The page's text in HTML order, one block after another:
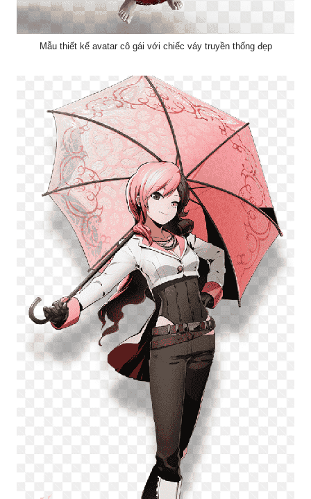
Mẫu thiết kế avatar cô gái với chiếc váy truyền thống đẹp